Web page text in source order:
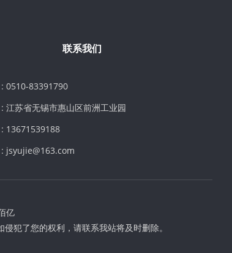
联系我们
0510-83391790
江苏省无锡市惠山区前洲工业园
13671539188
: jsyujie@163.com
亿
犯了您的权利，请联系我站将及时删除。